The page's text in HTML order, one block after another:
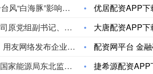
受第13号台风“白海豚”影响，宁波机场计划于8月8日23:30起停止航班运行，8月9日全天继续停航，后续恢复运行时间将根据台风动态和影响情况另行公告。界面新闻从各航司获悉，目前受台风影响航班集中于宁波、温州、台州、杭州、上海一带。目前包括国航、东航、南航、海航、春秋航空、吉祥航空等航司均针对8月7日(含当天，截止时间参考各航司公告)前购买的客票发布了航班免手续费退改通知，旅客可留意相关航司App消息，选择取消或变更至相近航班。中央气象台8月8日06时发布台风橙色预警，预计“白海豚”将以每小时10-15公里的速度向西偏北方向移动，将于9日夜间至10日早晨在浙江舟山到福建福鼎一带沿海登陆。
中国东方电气集团有限公司原党组副书记、董事宋致远涉嫌严重违纪违法，目前正接受中央纪委国家监委纪律审查和监察调查。（央视新闻）
8月7日，用友网络发布企业AI最新产品与服务矩阵，覆盖企业AI软件（用友BIP6）、企业AI软硬一体化产品（企业AI盒子）、企业AI业务运营服务（AIBaaS）三大板块。截至目前，BIP6已搭建数据、模型、平台、应用四层架构，覆盖财务、人力、采购、供应链、制造、研发等场景，搭载63个垂直领域智能体，沉淀623项智能能力（Skill），开放超2.6万个应用与服务接口。公司董事长王文京对证券时报记者表示，AI浪潮为企业软件厂商打开广阔发展空间，公司正加速转型，企业AI业务占比快速提升。
据中国电力报，国家能源局东北监管局日前印发《东北区域集中式新能源发电企业集中报价工作实施方案（试行）》，对辽宁、吉林、黑龙江三省集中式风电、光伏发电企业的市场报价行为作出系统性规范。其中明确，原则上仅允许同一集团（同一母公司、同一控股股东、同一实际控制人等）内同一省的新能源发电企业进行集中报价，禁止跨集团、跨省集中报价。禁止具有竞争关系的经营者达成固定或变更商品关系的垄断协议。
优居配资APP下载
大唐配资APP下载
配资网平台 金
捷希源配资APP下载